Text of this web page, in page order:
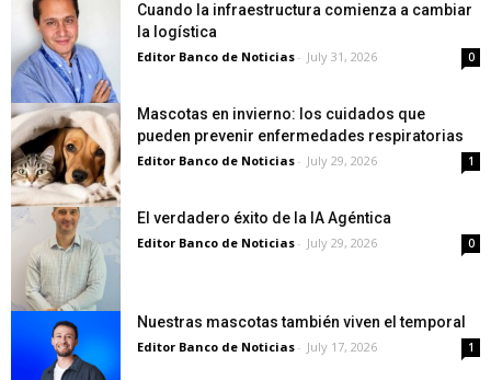
Cuando la infraestructura comienza a cambiar
la logística
Editor Banco de Noticias - July 31, 2026 0
Mascotas en invierno: los cuidados que
pueden prevenir enfermedades respiratorias
Editor Banco de Noticias - July 29, 2026 1
El verdadero éxito de la IA Agéntica
Editor Banco de Noticias - July 29, 2026 0
Nuestras mascotas también viven el temporal
Editor Banco de Noticias - July 17, 2026 1